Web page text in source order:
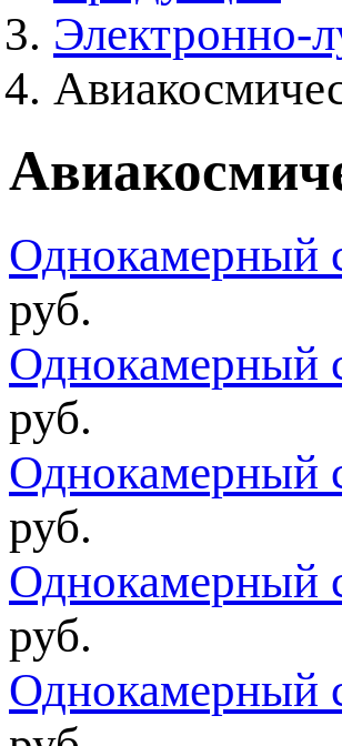
Электронно-
Однокамерный
руб.
Однокамерный
руб.
Однокамерный
руб.
Однокамерный
руб.
Однокамерный